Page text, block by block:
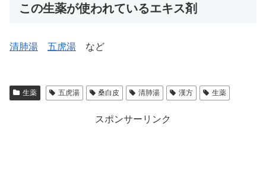
この生薬が使われているエキス剤
清肺湯 五虎湯 など
生薬 五虎湯 桑白皮 清肺湯 漢方 生薬
スポンサーリンク